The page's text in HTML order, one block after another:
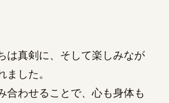
は真剣に、そして楽しみなが
ました。
合わせることで、心も身体も